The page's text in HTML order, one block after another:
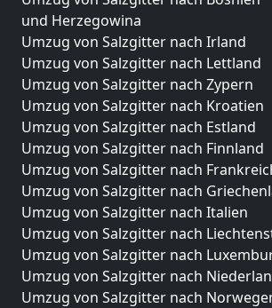
und Herzegowina
Umzug von Salzgitter nach Irland
Umzug von Salzgitter nach Lettland
Umzug von Salzgitter nach Zypern
Umzug von Salzgitter nach Kroatien
Umzug von Salzgitter nach Estland
Umzug von Salzgitter nach Finnland
Umzug von Salzgitter nach
Umzug von Salzgitter nach
Umzug von Salzgitter nach Italien
Umzug von Salzgitter nach
Umzug von Salzgitter nach
Umzug von Salzgitter nach
Umzug von Salzgitter nach